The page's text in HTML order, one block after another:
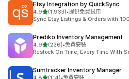
Etsy Integration by QuickSync
4.9滿分 5 顆星
(1,933)
共有 1933 則評價
•提供免費試用
Sync Etsy Listings & Orders with
Prediko Inventory Management
4.9滿分 5 顆星
(226)
共有 226 則評價
•免費安裝
Restock On Time, Every Time With
Sumtracker Inventory Manager
滿分 5 顆星